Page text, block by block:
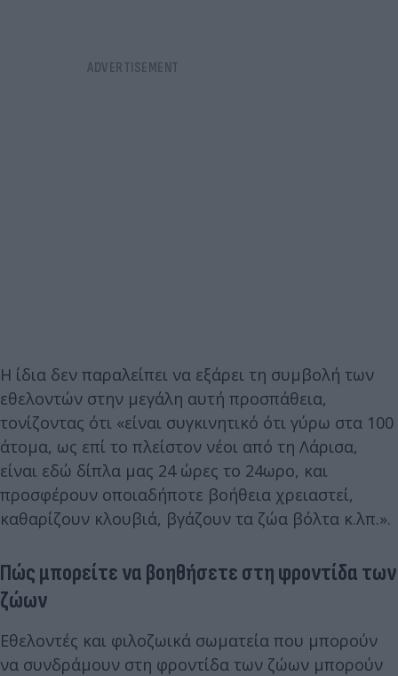
Η ίδια δεν παραλείπει να εξάρει τη συμβολή των
εθελοντών στην μεγάλη αυτή προσπάθεια,
τονίζοντας ότι «είναι συγκινητικό ότι γύρω στα 100
άτομα, ως επί το πλείστον νέοι από τη Λάρισα,
είναι εδώ δίπλα μας 24 ώρες το 24ωρο, και
προσφέρουν οποιαδήποτε βοήθεια χρειαστεί,
καθαρίζουν κλουβιά, βγάζουν τα ζώα βόλτα κ.λπ.».
Πώς μπορείτε να βοηθήσετε στη φροντίδα των
ζώων
Εθελοντές και φιλοζωικά σωματεία που μπορούν
να συνδράμουν στη φροντίδα των ζώων μπορούν